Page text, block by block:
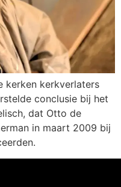
kerken kerkverlaters
conclusie bij het
dat Otto de
in maart 2009 bij